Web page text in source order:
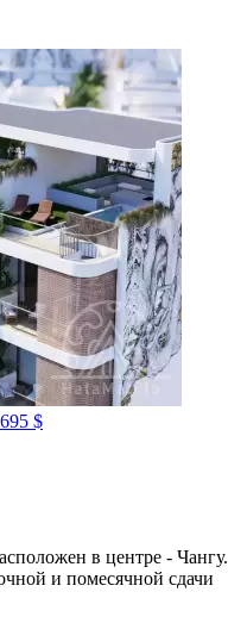
$
в центре - Чангу.
и помесячной сдачи